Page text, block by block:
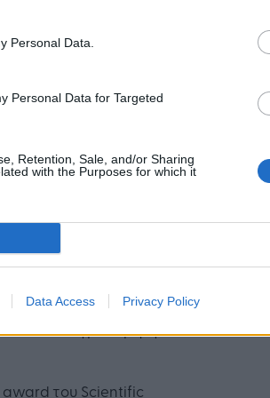
Personal Data.
Personal Data for Targeted
Retention, Sale, and/or Sharing
with the Purposes for which it
Data Access Privacy Policy
του εργοστασίου LEGO
Google ή του National
έχουν προστεθεί και δύο
ακόμα
νέοι επιστήμονες:
θα δοθεί στο έργο
την καινοτομία και την
του computer science.
- μαθητές των οποίων
την τοπική τους
award του Scientific